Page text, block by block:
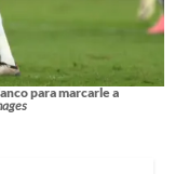
para marcarle a